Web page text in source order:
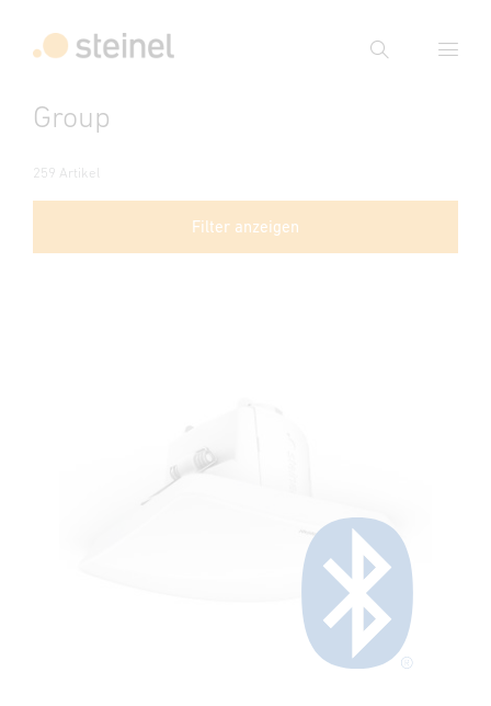
Suche
Group
259 Artikel
Filter anzeigen